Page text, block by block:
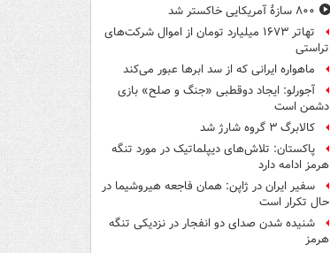
۸۰۰ سازۀ آمریکایی خاکستر شد
تهاتر ۱۶۷۳ میلیارد تومان از اموال شرکت‌های
تراستی
ماهواره ایرانی که از سد ابرها عبور می‌کند
آجورلو: ایجاد دوقطبی «جنگ و صلح‌» بازی
دشمن است
کالابرگ ۳ گروه شارژ شد
پاکستان: تلاش‌های دیپلماتیک در مورد تنگه
هرمز ادامه دارد
سفیر ایران در ژاپن: همان فاجعه هیروشیما در
حال تکرار است
شنیده شدن صدای دو انفجار در نزدیکی تنگه
هرمز